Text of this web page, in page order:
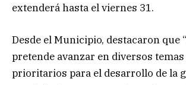
extenderá hasta el viernes 31.
Desde el Municipio, destacaron que
pretende avanzar en diversos
prioritarios para el desarrollo de la